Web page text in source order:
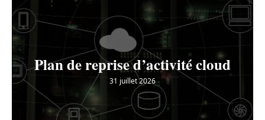
Plan de reprise d’activité cloud
31 juillet 2026